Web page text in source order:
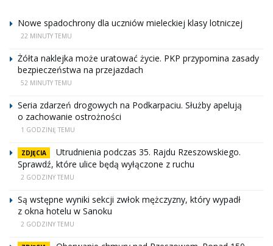
Nowe spadochrony dla uczniów mieleckiej klasy lotniczej
22 MINUTY TEMU
Żółta naklejka może uratować życie. PKP przypomina zasady
bezpieczeństwa na przejazdach
52 MINUTY TEMU
Seria zdarzeń drogowych na Podkarpaciu. Służby apelują
o zachowanie ostrożności
1 GODZINĘ TEMU
ZDJĘCIA
Utrudnienia podczas 35. Rajdu Rzeszowskiego.
Sprawdź, które ulice będą wyłączone z ruchu
2 GODZINY TEMU
Są wstępne wyniki sekcji zwłok mężczyzny, który wypadł
z okna hotelu w Sanoku
2 GODZINY TEMU